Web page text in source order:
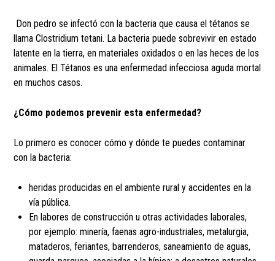
Don pedro se infectó con la bacteria que causa el tétanos se
llama Clostridium tetani. La bacteria puede sobrevivir en estado
latente en la tierra, en materiales oxidados o en las heces de los
animales. El Tétanos es una enfermedad infecciosa aguda mortal
en muchos casos.
¿Cómo podemos prevenir esta enfermedad?
Lo primero es conocer cómo y dónde te puedes contaminar
con la bacteria:
heridas producidas en el ambiente rural y accidentes en la
vía pública.
En labores de construcción u otras actividades laborales,
por ejemplo: minería, faenas agro-industriales, metalurgia,
mataderos, feriantes, barrenderos, saneamiento de aguas,